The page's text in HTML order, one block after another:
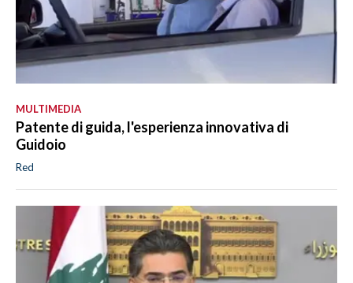
MULTIMEDIA
Patente di guida, l'esperienza innovativa di
Guidoio
Red